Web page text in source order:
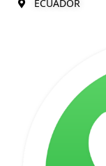
ECUADOR